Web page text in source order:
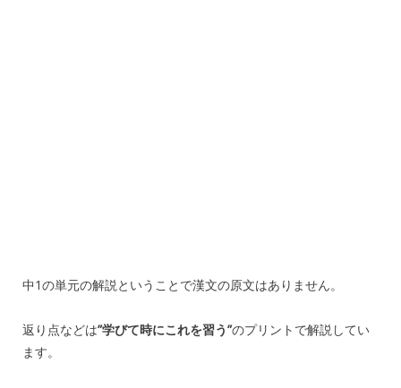
中1の単元の解説ということで漢文の原文はありません。
返り点などは”学びて時にこれを習う”のプリントで解説してい
ます。